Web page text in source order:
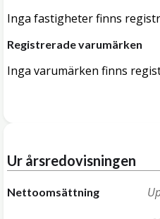
Inga fastigheter finns
Registrerade varumärken
Inga varumärken finns
Ur årsredovisningen
Nettoomsättning